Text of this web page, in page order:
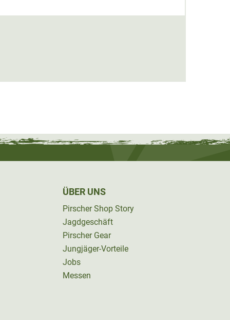
ÜBER UNS
Pirscher Shop Story
Jagdgeschäft
Pirscher Gear
Jungjäger-Vorteile
Jobs
Messen